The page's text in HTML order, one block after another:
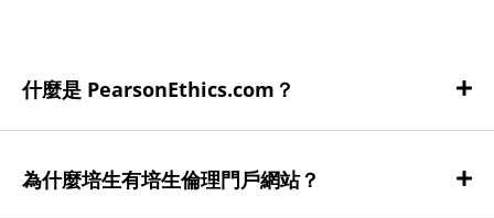
什麼是 PearsonEthics.com？
為什麼培生有培生倫理門戶網站？